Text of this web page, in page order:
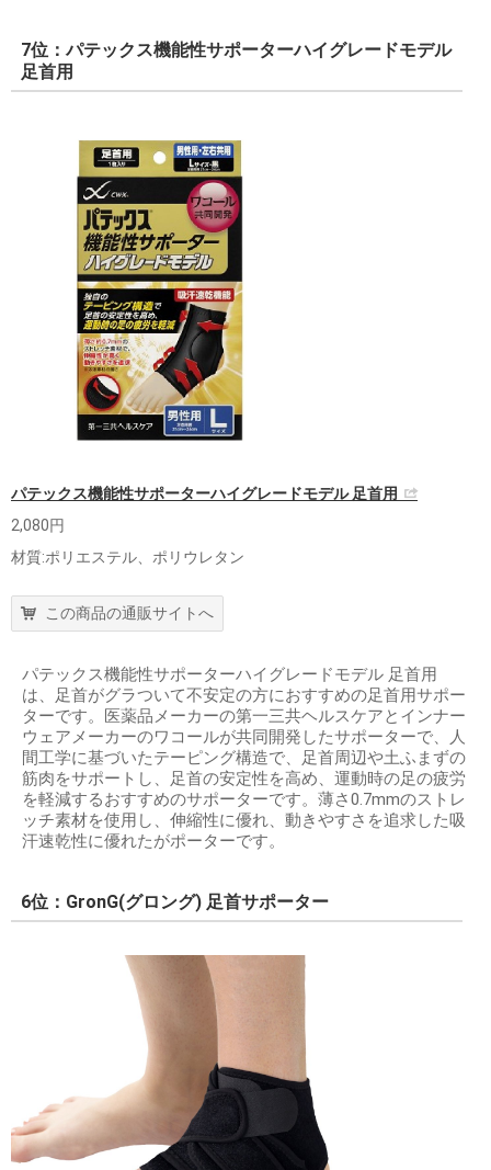
7位：パテックス機能性サポーターハイグレードモデル
足首用
パテックス機能性サポーターハイグレードモデル 足首用
2,080円
材質:ポリエステル、ポリウレタン
この商品の通販サイトへ
パテックス機能性サポーターハイグレードモデル 足首用
は、足首がグラついて不安定の方におすすめの足首用サポー
ターです。医薬品メーカーの第一三共ヘルスケアとインナー
ウェアメーカーのワコールが共同開発したサポーターで、人
間工学に基づいたテーピング構造で、足首周辺や土ふまずの
筋肉をサポートし、足首の安定性を高め、運動時の足の疲労
を軽減するおすすめのサポーターです。薄さ0.7mmのストレ
ッチ素材を使用し、伸縮性に優れ、動きやすさを追求した吸
汗速乾性に優れたがポーターです。
6位：GronG(グロング) 足首サポーター